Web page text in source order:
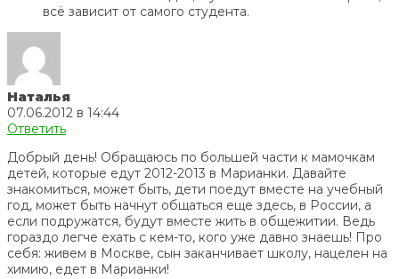
всё зависит от самого студента.
Наталья
07.06.2012 в 14:44
Ответить
Добрый день! Обращаюсь по большей части к мамочкам
детей, которые едут 2012-2013 в Марианки. Давайте
знакомиться, может быть, дети поедут вместе на учебный
год, может быть начнут общаться еще здесь, в России, а
если подружатся, будут вместе жить в общежитии. Ведь
гораздо легче ехать с кем-то, кого уже давно знаешь! Про
себя: живем в Москве, сын заканчивает школу, нацелен на
химию, едет в Марианки!